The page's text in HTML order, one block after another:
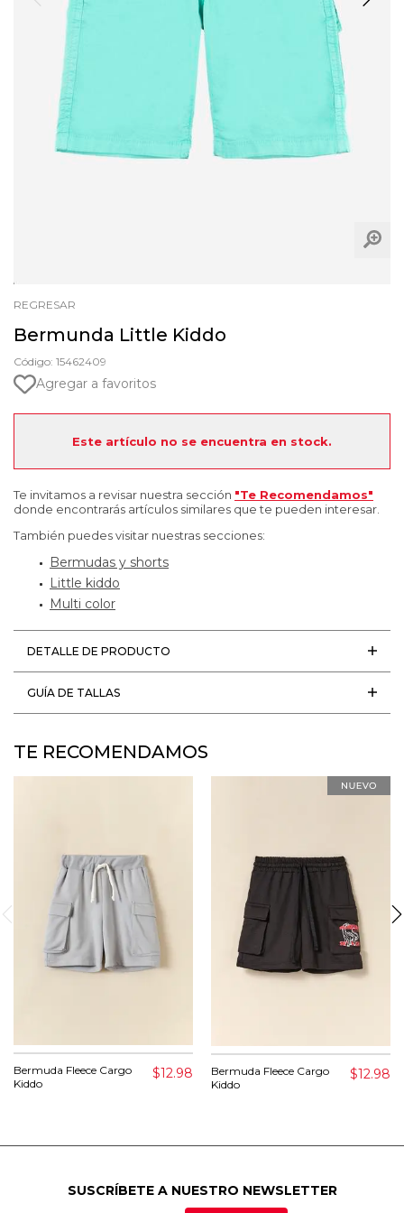
REGRESAR
Bermunda Little Kiddo
Código: 15462409
Agregar a favoritos
Este artículo no se encuentra en stock.
Te invitamos a revisar nuestra sección "Te Recomendamos"
donde encontrarás artículos similares que te pueden interesar.
También puedes visitar nuestras secciones:
Bermudas y shorts
Little kiddo
Multi color
DETALLE DE PRODUCTO
GUÍA DE TALLAS
TE RECOMENDAMOS
Bermuda Fleece Cargo
Kiddo
$12.98
Bermuda Fleece Cargo
Kiddo
$12.98
SUSCRÍBETE A NUESTRO NEWSLETTER